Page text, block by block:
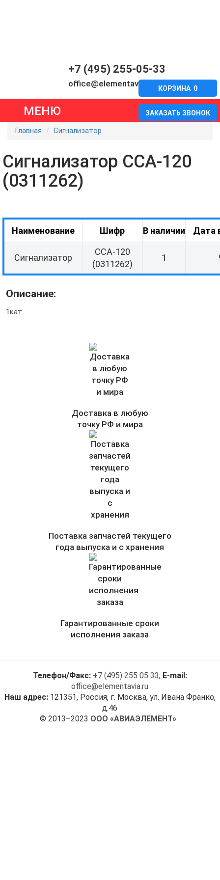
+7 (495) 255-05-33
office@elementavia.ru
ЗАКАЗАТЬ ЗВОНОК
КОРЗИНА 0
МЕНЮ
Главная Сигнализатор
Сигнализатор ССА-120
(0311262)
Наименование Шифр В наличии Дата
Сигнализатор
ССА-120
(0311262)
1
Описание:
1кат
Доставка в любую
точку РФ и мира
Поставка запчастей текущего
года выпуска и с хранения
Гарантированные сроки
исполнения заказа
Телефон/Факс: +7 (495) 255 05 33; E-mail:
office@elementavia.ru
Наш адрес: 121351, Россия, г. Москва, ул. Ивана Франко,
д.46
© 2013–2023 ООО «АВИАЭЛЕМЕНТ»